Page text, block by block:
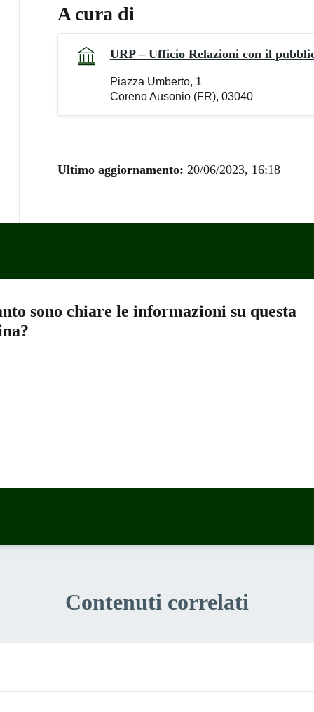
A cura di
URP – Ufficio Relazioni con il
Piazza Umberto, 1
Coreno Ausonio (FR), 03040
Ultimo aggiornamento: 20/06/2023, 16:18
sono chiare le informazioni su questa
5 stelle su 5
4 stelle su 5
3 stelle su 5
2 stelle su 5
Contenuti correlati